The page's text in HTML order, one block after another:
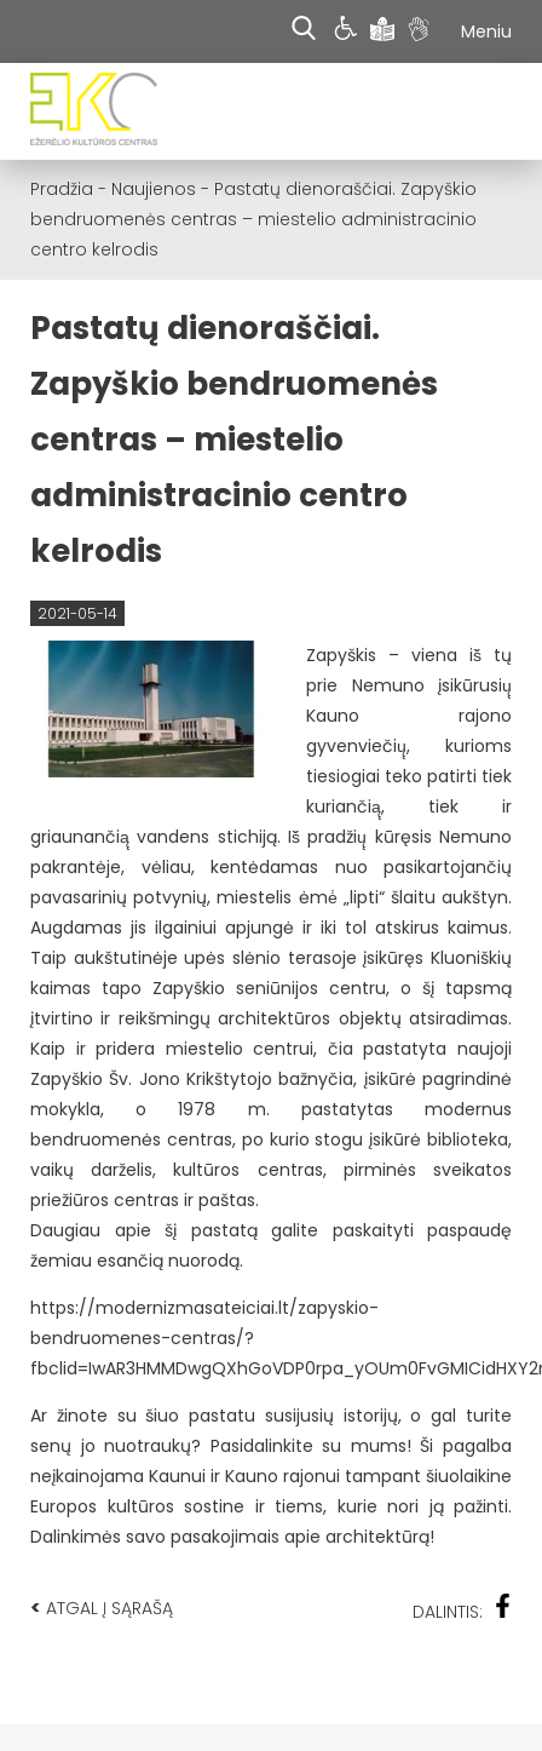
Meniu
Pradžia - Naujienos - Pastatų dienoraščiai. Zapyškio
bendruomenės centras – miestelio administracinio
centro kelrodis
Pastatų dienoraščiai.
Zapyškio bendruomenės
centras – miestelio
administracinio centro
kelrodis
2021-05-14
Zapyškis – viena iš̌ tų
prie Nemuno įsikūrusių̨
Kauno rajono
gyvenviečių̨, kurioms
tiesiogiai teko patirti tiek
kuriančią̨, tiek ir
griaunančią̨ vandens stichiją. Iš̌ pradžių̨ kūręsis Nemuno
pakrantėje, vėliau, kentėdamas nuo pasikartojančių
pavasarinių potvynių, miestelis ėmė̇ „lipti“ šlaitu aukštyn.
Augdamas jis ilgainiui apjungė ir iki tol atskirus kaimus.
Taip aukštutinėje upės slėnio terasoje įsikūręs Kluoniškių
kaimas tapo Zapyškio seniūnijos centru, o šį tapsmą
įtvirtino ir reikšmingų architektūros objektų atsiradimas.
Kaip ir pridera miestelio centrui, čia pastatyta naujoji
Zapyškio Šv. Jono Krikštytojo bažnyčia, įsikūrė pagrindinė
mokykla, o 1978 m. pastatytas modernus
bendruomenės centras, po kurio stogu įsikūrė biblioteka,
vaikų darželis, kultūros centras, pirminės sveikatos
priežiūros centras ir paštas.
Daugiau apie šį pastatą galite paskaityti paspaudę
žemiau esančią nuorodą.
https://modernizmasateiciai.lt/zapyskio-
bendruomenes-centras/?
Ar žinote su šiuo pastatu susijusių istorijų, o gal turite
senų jo nuotraukų? Pasidalinkite su mums! Ši pagalba
neįkainojama Kaunui ir Kauno rajonui tampant šiuolaikine
Europos kultūros sostine ir tiems, kurie nori ją pažinti.
Dalinkimės savo pasakojimais apie architektūrą!
< ATGAL Į SĄRAŠĄ DALINTIS: